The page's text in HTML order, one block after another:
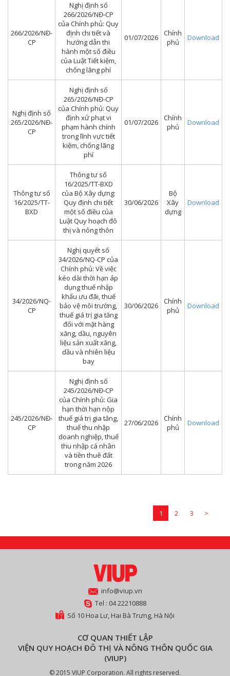
266/2026/NĐ-
CP
Nghị định số
266/2026/NĐ-CP
của Chính phủ: Quy
định chi tiết và
hướng dẫn thi
hành một số điều
của Luật Tiết kiệm,
chống lãng phí
01/07/2026
Chính
phủ
Download
Nghị định số
265/2026/NĐ-
CP
Nghị định số
265/2026/NĐ-CP
của Chính phủ: Quy
định xử phạt vi
phạm hành chính
trong lĩnh vực tiết
kiệm, chống lãng
phí
01/07/2026
Chính
phủ
Download
Thông tư số
16/2025/TT-
BXD
Thông tư số
16/2025/TT-BXD
của Bộ Xây dựng:
Quy định chi tiết
một số điều của
Luật Quy hoạch đô
thị và nông thôn
30/06/2026
Bộ
Xây
dựng
Download
34/2026/NQ-
CP
Nghị quyết số
34/2026/NQ-CP của
Chính phủ: Về việc
kéo dài thời hạn áp
dụng thuế nhập
khẩu ưu đãi, thuế
bảo vệ môi trường,
thuế giá trị gia tăng
đối với mặt hàng
xăng, dầu, nguyên
liệu sản xuất xăng,
dầu và nhiên liệu
bay
30/06/2026
Chính
phủ
Download
245/2026/NĐ-
CP
Nghị định số
245/2026/NĐ-CP
của Chính phủ: Gia
hạn thời hạn nộp
thuế giá trị gia tăng,
thuế thu nhập
doanh nghiệp, thuế
thu nhập cá nhân
và tiền thuê đất
trong năm 2026
27/06/2026
Chính
phủ
Download
1 2 3 >
info@viup.vn
Tel : 04 22210888
Số 10 Hoa Lư, Hai Bà Trưng, Hà Nội
CƠ QUAN THIẾT LẬP
VIỆN QUY HOẠCH ĐÔ THỊ VÀ NÔNG THÔN QUỐC GIA
(VIUP)
© 2015 VIUP Corporation. All rights reserved.